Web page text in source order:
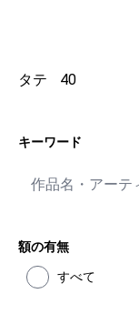
タテ
キーワード
額の有無
すべて